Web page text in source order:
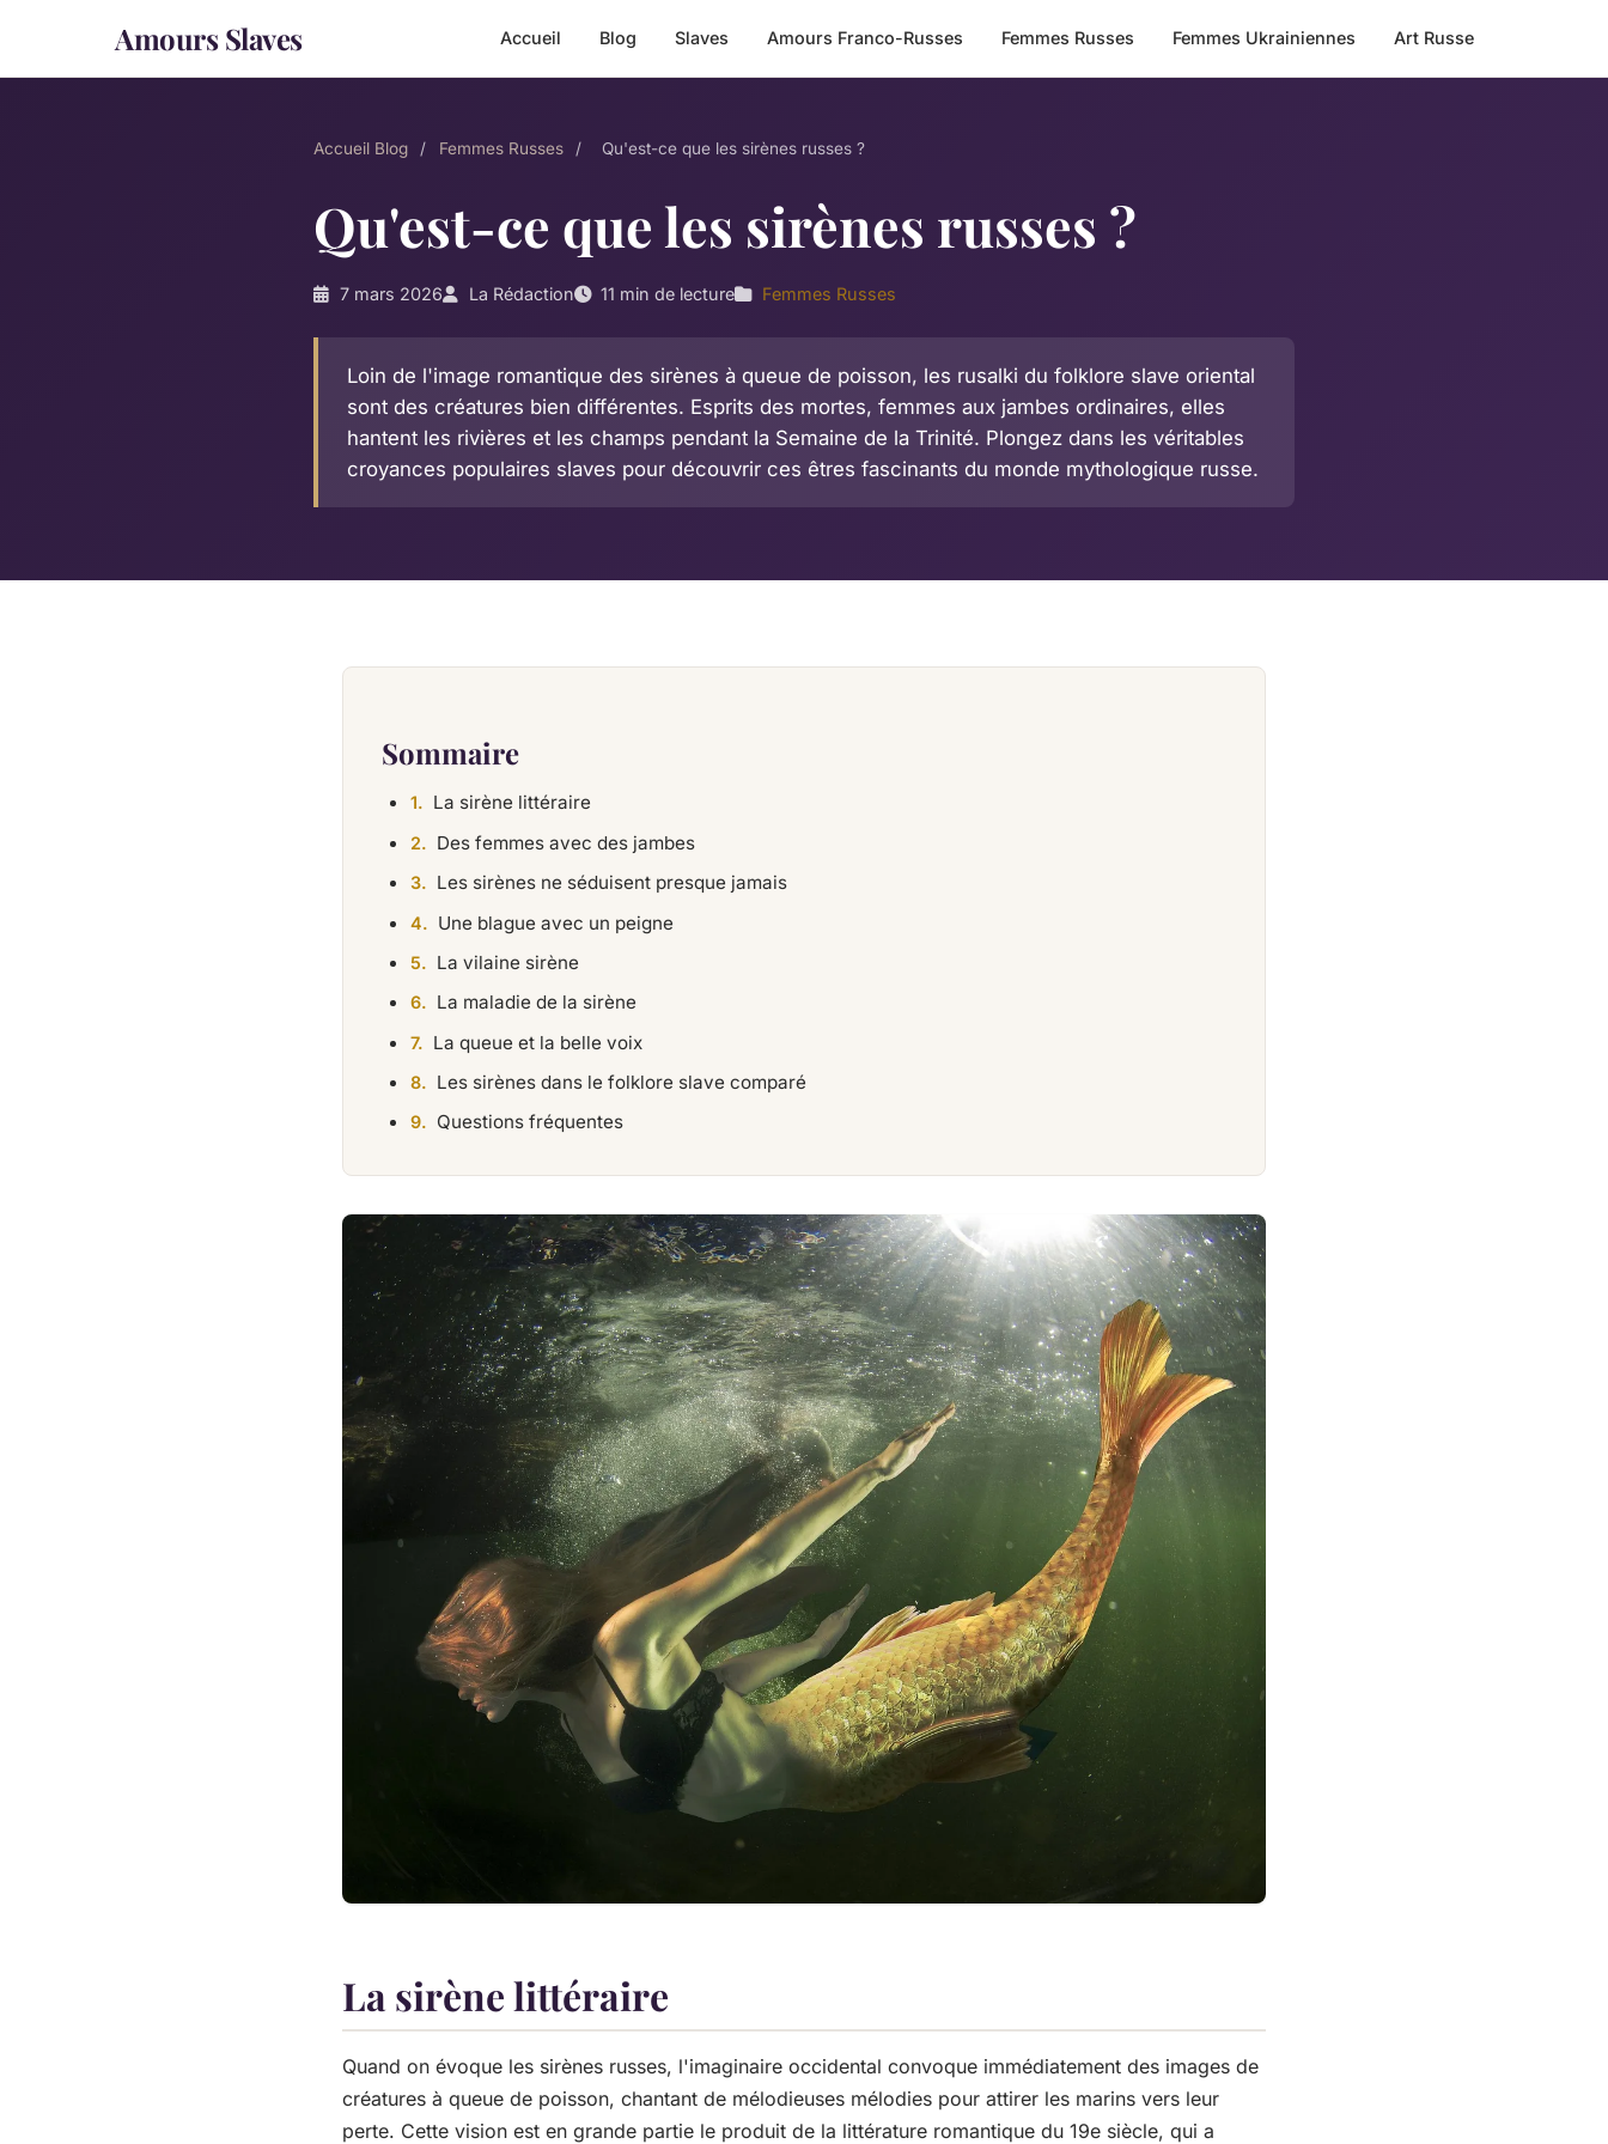
Amours Slaves Accueil Blog Slaves Amours Franco-Russes Femmes Russes Femmes Ukrainiennes Art Russe
Accueil Blog / Femmes Russes / Qu'est-ce que les sirènes russes ?
Qu'est-ce que les sirènes russes ?
7 mars 2026 La Rédaction 11 min de lecture Femmes Russes
Loin de l'image romantique des sirènes à queue de poisson, les rusalki du folklore slave oriental
sont des créatures bien différentes. Esprits des mortes, femmes aux jambes ordinaires, elles
hantent les rivières et les champs pendant la Semaine de la Trinité. Plongez dans les véritables
croyances populaires slaves pour découvrir ces êtres fascinants du monde mythologique russe.
Sommaire
La sirène littéraire
Des femmes avec des jambes
Les sirènes ne séduisent presque jamais
Une blague avec un peigne
La vilaine sirène
La maladie de la sirène
La queue et la belle voix
Les sirènes dans le folklore slave comparé
Questions fréquentes
La sirène littéraire
Quand on évoque les sirènes russes, l'imaginaire occidental convoque immédiatement des images de
créatures à queue de poisson, chantant de mélodieuses mélodies pour attirer les marins vers leur
perte. Cette vision est en grande partie le produit de la littérature romantique du 19e siècle, qui a